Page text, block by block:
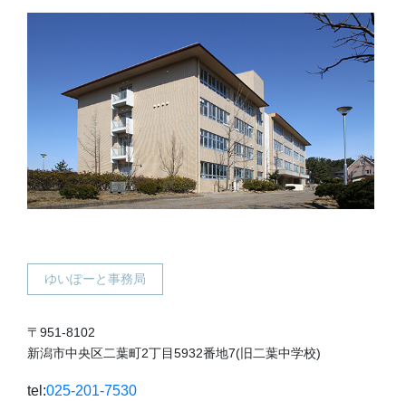
ゆいぽーと事務局
〒951-8102
新潟市中央区二葉町2丁目5932番地7(旧二葉中学校)
tel:025-201-7530